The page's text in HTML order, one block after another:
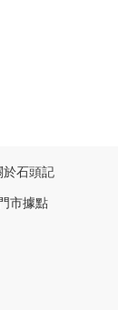
於石頭記
市據點